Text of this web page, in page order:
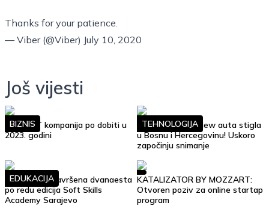
Thanks for your patience.
— Viber (@Viber) July 10, 2020
Još vijesti
Top 10 IT kompanija po dobiti u
2023. godini
BIZNIS
Google Street View auta stigla
u Bosnu i Hercegovinu! Uskoro
započinju snimanje
TEHNOLOGIJA
Uspješno je završena dvanaesta
po redu edicija Soft Skills
Academy Sarajevo
EDUKACIJA
KATALIZATOR BY MOZZART:
Otvoren poziv za online startap
program